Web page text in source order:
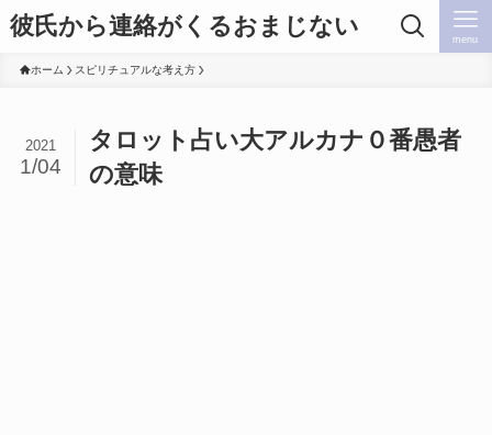
彼氏から連絡がくるおまじない menu
ホーム スピリチュアルな考え方
タロット占い大アルカナ０番愚者
の意味
2021
1/04